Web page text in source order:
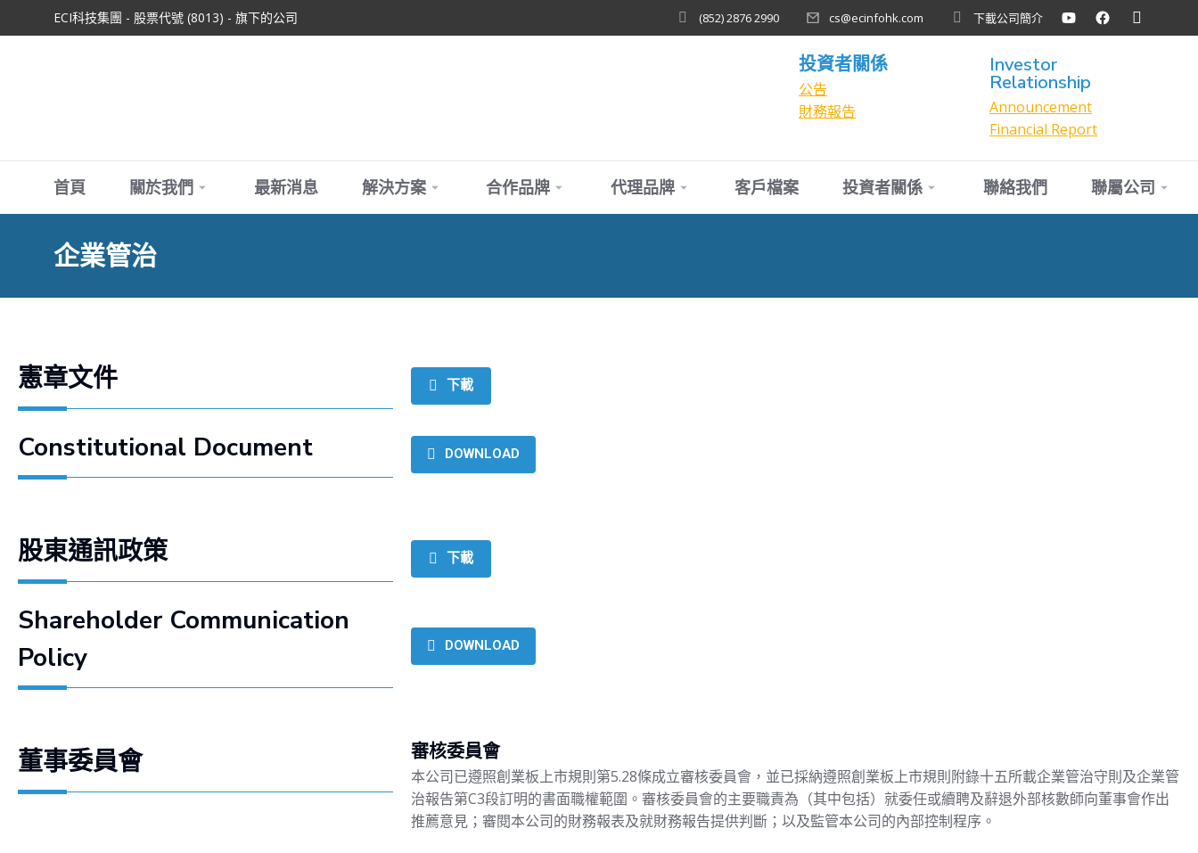
ECI科技集團 - 股票代號 (8013) - 旗下的公司 (852) 2876 2990 cs@ecinfohk.com 下載公司簡介
投資者關係
公告
財務報告
Investor
Relationship
Announcement
Financial Report
首頁 關於我們 最新消息 解決方案 合作品牌 代理品牌 客戶檔案 投資者關係 聯絡我們 聯屬公司
企業管治
憲章文件 下載
Constitutional Document DOWNLOAD
股東通訊政策 下載
Shareholder Communication
Policy
DOWNLOAD
董事委員會 審核委員會
本公司已遵照創業板上市規則第5.28條成立審核委員會，並已採納遵照創業板上市規則附錄十五所載企業管治守則及企業管
治報告第C3段訂明的書面職權範圍。審核委員會的主要職責為（其中包括）就委任或續聘及辭退外部核數師向董事會作出
推薦意見；審閱本公司的財務報表及就財務報告提供判斷；以及監管本公司的內部控制程序。